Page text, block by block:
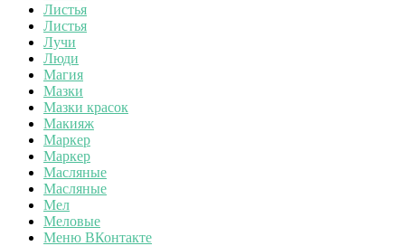
Листья
Листья
Лучи
Люди
Магия
Мазки
Мазки красок
Макияж
Маркер
Маркер
Масляные
Масляные
Мел
Меловые
Меню ВКонтакте